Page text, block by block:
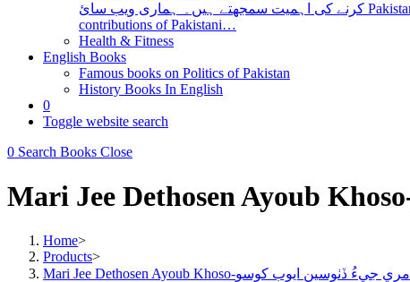
کرنے کی اہمیت سمجھتے ہیں۔ ہماری ویب سائ Pakistan is a country with a rich literary tradition, and Urdu has been an integral part of this tradition for centuries. However, despite the significant
contributions of Pakistani…
Health & Fitness
English Books
Famous books on Politics of Pakistan
History Books In English
0
Toggle website search
0 Search Books Close
Home>
Products>
Mari Jee Dethosen Ayoub Khoso-مري جيءُ ڏٺوسين ايوب کوسو